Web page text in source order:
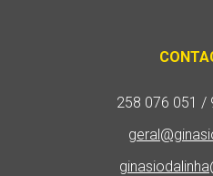
258 076 051 /